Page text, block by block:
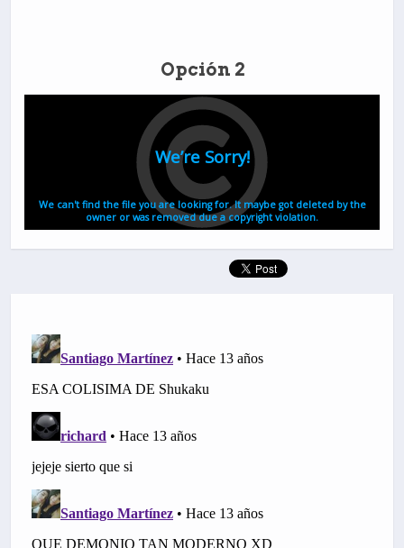
Opción 2